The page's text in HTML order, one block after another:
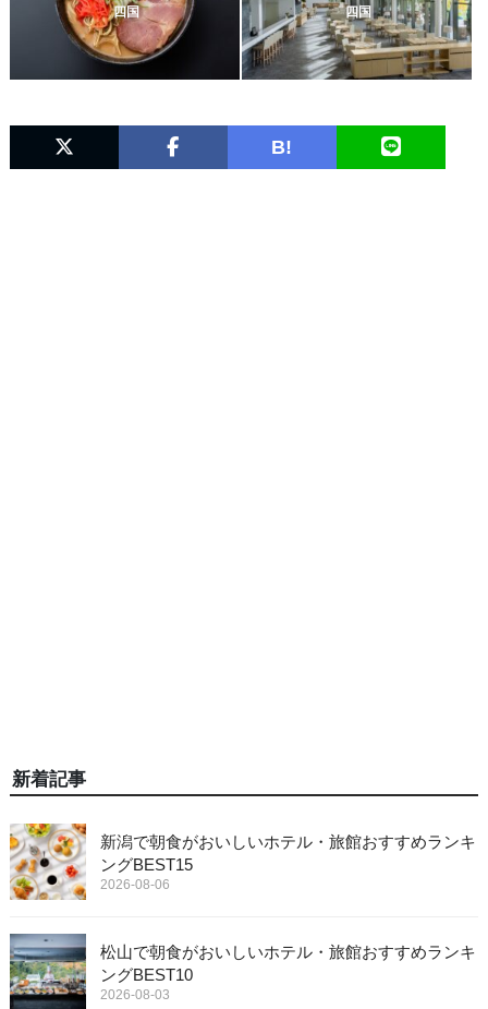
四国 四国
B!
新着記事
新潟で朝食がおいしいホテル・旅館おすすめランキ
ングBEST15
2026-08-06
松山で朝食がおいしいホテル・旅館おすすめランキ
ングBEST10
2026-08-03